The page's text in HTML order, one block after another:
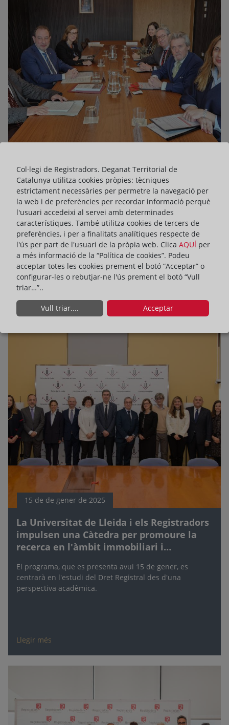
Els Registradors de Catalunya gestionen
3,6 milions de tràmits electrònics després
de la seva digitalització
• Així ho han anunciat en una trobada institucional
amb el conseller de Justícia i Qualitat Democràtica de la
Generalitat
• Les dades exposades pel Deganat mostren que els
registres catalans han expedit gairebé 300.000 notes
simples i certificacions en línia
15 de de gener de 2025
La Universitat de Lleida i els Registradors
impulsen una Càtedra per promoure la
recerca en l'àmbit immobiliari i
El programa, que es presenta avui 15 de gener, es
centrarà en l'estudi del Dret Registral des d'una
perspectiva acadèmica.
Llegir més
Col·legi de Registradors. Deganat Territorial de
Catalunya utilitza cookies pròpies: tècniques
estrictament necessàries per permetre la navegació per
la web i de preferències per recordar informació perquè
l'usuari accedeixi al servei amb determinades
característiques. També utilitza cookies de tercers de
preferències, i per a finalitats analítiques respecte de
l'ús per part de l'usuari de la pròpia web. Clica AQUÍ per
a més informació de la “Política de cookies”. Podeu
acceptar totes les cookies prement el botó “Acceptar” o
configurar-les o rebutjar-ne l'ús prement el botó “Vull
triar…”..
Vull triar.... Acceptar